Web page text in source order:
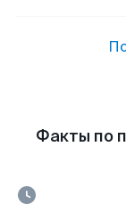
Факты по